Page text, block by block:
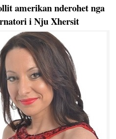
amerikan nderohet nga
i Nju Xhersit